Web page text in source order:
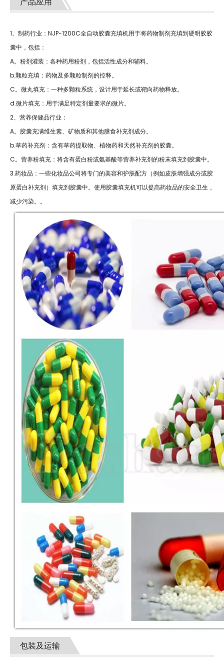
1、制药行业：NJP-1200C全自动胶囊充填机用于将药物制剂充填到硬明胶胶
囊中，包括：
A。粉剂灌装：各种药用粉剂，包括活性成分和辅料。
b.颗粒充填：药物及多颗粒制剂的控释。
C。微丸填充：一种多颗粒系统，设计用于延长或靶向药物释放。
d.微片填充：用于满足特定剂量要求的微片。
2、营养保健品行业：
A。胶囊充满维生素、矿物质和其他膳食补充剂成分。
b.草药补充剂：含有草药提取物、植物药和天然补充剂的胶囊。
C。营养粉填充：将含有蛋白粉或氨基酸等营养补充剂的粉末填充到胶囊中。
3.药妆品：一些化妆品公司将专门的美容和护肤配方（例如皮肤增强成分或胶
原蛋白补充剂）填充到胶囊中。使用胶囊填充机可以提高药妆品的安全卫生，
减少污染。。
包装及运输